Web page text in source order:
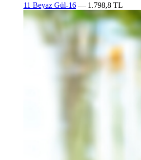
11 Beyaz Gül-16 — 1.798,8 TL